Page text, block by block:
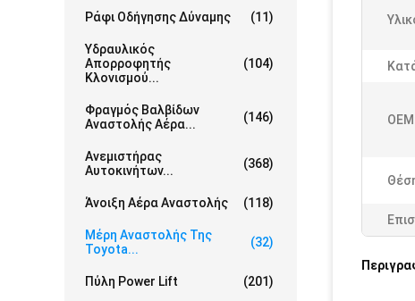
Ράφι Οδήγησης Δύναμης (11)
Υδραυλικός
Απορροφητής
Κλονισμού...
(104)
Φραγμός Βαλβίδων
Αναστολής Αέρα...
(146)
Ανεμιστήρας
Αυτοκινήτων...
(368)
Άνοιξη Αέρα Αναστολής (118)
Μέρη Αναστολής Της
Toyota...
(32)
Πύλη Power Lift (201)